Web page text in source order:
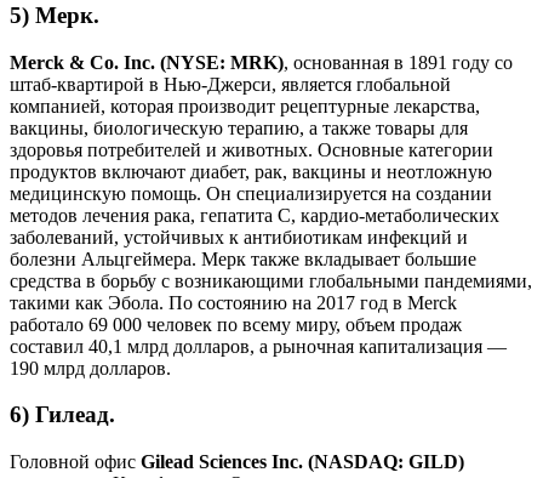
5) Мерк.
Merck & Co. Inc. (NYSE: MRK), основанная в 1891 году со
штаб-квартирой в Нью-Джерси, является глобальной
компанией, которая производит рецептурные лекарства,
вакцины, биологическую терапию, а также товары для
здоровья потребителей и животных. Основные категории
продуктов включают диабет, рак, вакцины и неотложную
медицинскую помощь. Он специализируется на создании
методов лечения рака, гепатита С, кардио-метаболических
заболеваний, устойчивых к антибиотикам инфекций и
болезни Альцгеймера. Мерк также вкладывает большие
средства в борьбу с возникающими глобальными пандемиями,
такими как Эбола. По состоянию на 2017 год в Merck
работало 69 000 человек по всему миру, объем продаж
составил 40,1 млрд долларов, а рыночная капитализация —
190 млрд долларов.
6) Гилеад.
Головной офис Gilead Sciences Inc. (NASDAQ: GILD)